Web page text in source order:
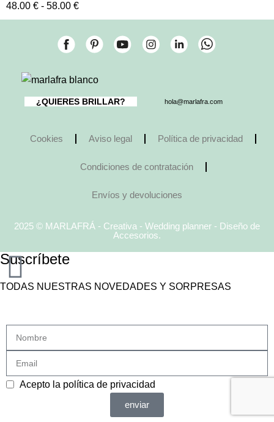
48.00 € - 58.00 €
¿QUIERES BRILLAR? hola@marlafra.com
Cookies Aviso legal Política de privacidad
Condiciones de contratación
Envíos y devoluciones
2025 © MARLAFRÁ - Creativa - Wedding planner - Diseño de
Accesorios.
Suscríbete
TODAS NUESTRAS NOVEDADES Y SORPRESAS
Acepto la política de privacidad
enviar